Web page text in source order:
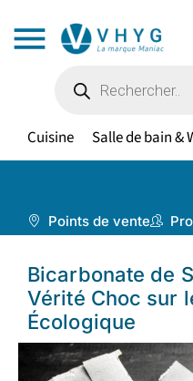
Cuisine Salle de bain &
Points de vente
Bicarbonate de
Vérité Choc sur
Écologique